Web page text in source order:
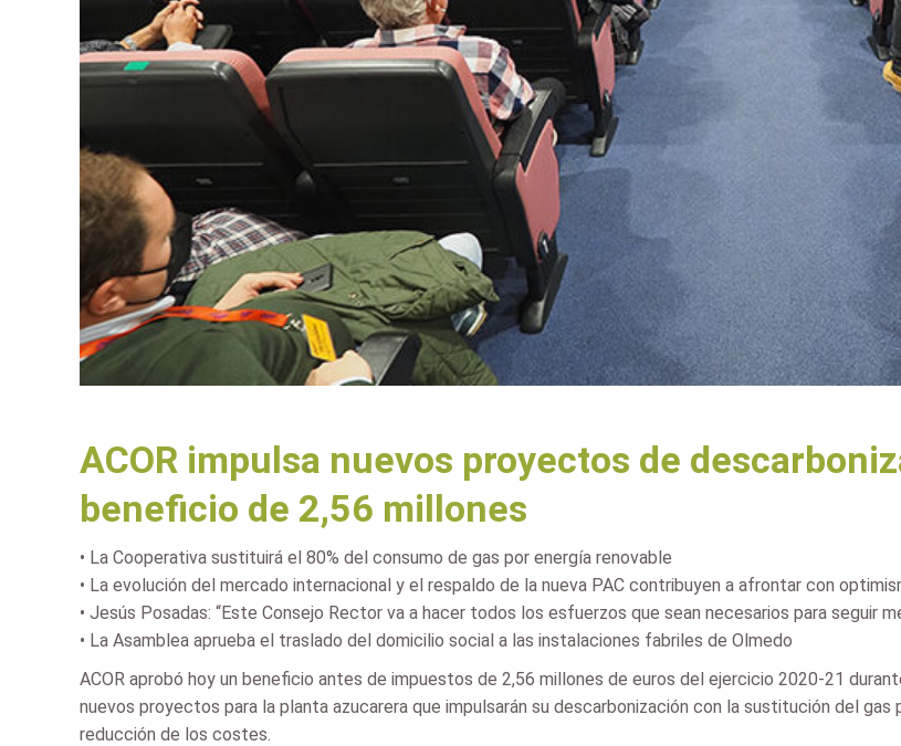
ACOR impulsa nuevos proyectos de
beneficio de 2,56 millones
• La Cooperativa sustituirá el 80% del consumo de gas por energía renovable
• La evolución del mercado internacional y el respaldo de la nueva PAC contribuyen a afrontar con
• Jesús Posadas: “Este Consejo Rector va a hacer todos los esfuerzos que sean necesarios para seguir
• La Asamblea aprueba el traslado del domicilio social a las instalaciones fabriles de Olmedo
ACOR aprobó hoy un beneficio antes de impuestos de 2,56 millones de euros del ejercicio 2020-21
nuevos proyectos para la planta azucarera que impulsarán su descarbonización con la sustitución del
reducción de los costes.